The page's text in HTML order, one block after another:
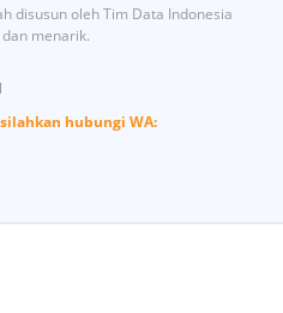
disusun oleh Tim Data Indonesia
menarik.
hubungi WA: